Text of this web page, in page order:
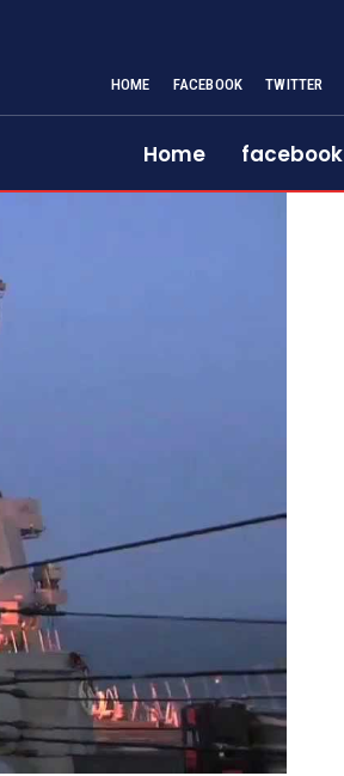
HOME FACEBOOK TWITTER
Home facebook